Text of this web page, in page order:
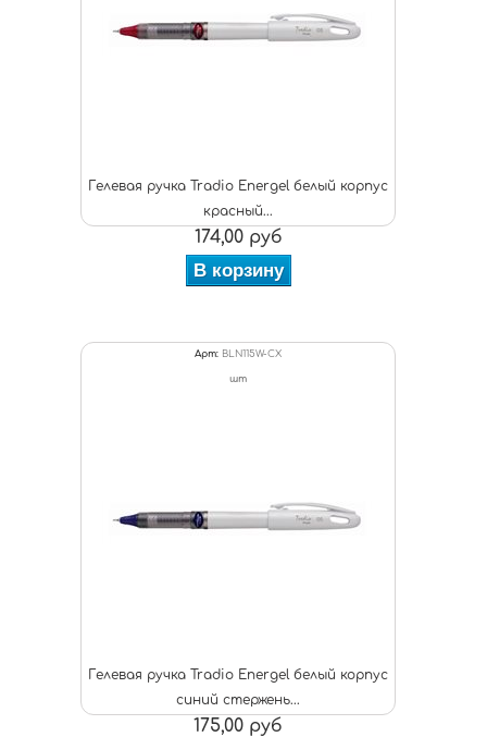
Гелевая ручка Tradio Energel белый корпус
красный...
174,00 руб
В корзину
Арт: BLN115W-CX
шт
Гелевая ручка Tradio Energel белый корпус
синий стержень...
175,00 руб